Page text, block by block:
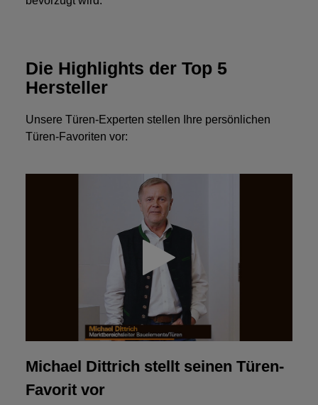
Die Highlights der Top 5
Hersteller
Unsere Türen-Experten stellen Ihre persönlichen
Türen-Favoriten vor:
Michael Dittrich stellt seinen Türen-
Favorit vor